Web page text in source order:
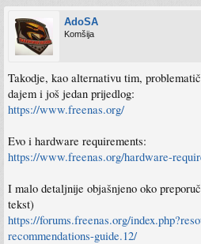
AdoSA
Komšija
Takodje, kao alternativu tim,
dajem i još jedan prijedlog:
https://www.freenas.org/
Evo i hardware requirements:
https://www.freenas.org/hardware-
I malo detaljnije objašnjeno oko
tekst)
https://forums.freenas.org/
recommendations-guide.12/